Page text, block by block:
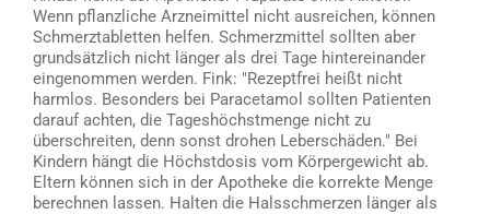
Wenn pflanzliche Arzneimittel nicht ausreichen, können
Schmerztabletten helfen. Schmerzmittel sollten aber
grundsätzlich nicht länger als drei Tage hintereinander
eingenommen werden. Fink: "Rezeptfrei heißt nicht
harmlos. Besonders bei Paracetamol sollten Patienten
darauf achten, die Tageshöchstmenge nicht zu
überschreiten, denn sonst drohen Leberschäden." Bei
Kindern hängt die Höchstdosis vom Körpergewicht ab.
Eltern können sich in der Apotheke die korrekte Menge
berechnen lassen. Halten die Halsschmerzen länger als